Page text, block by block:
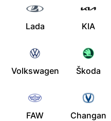
Lada KIA
Volkswagen Škoda
FAW Changan